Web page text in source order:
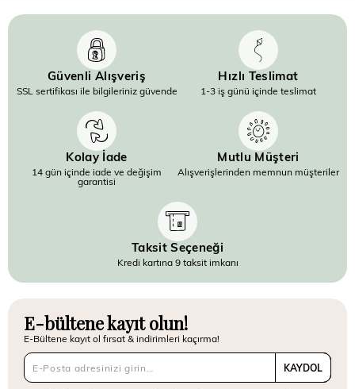
Güvenli Alışveriş
SSL sertifikası ile bilgileriniz güvende
Hızlı Teslimat
1-3 iş günü içinde teslimat
Kolay İade
14 gün içinde iade ve değişim
garantisi
Mutlu Müşteri
Alışverişlerinden memnun müşteriler
Taksit Seçeneği
Kredi kartına 9 taksit imkanı
E-bültene kayıt olun!
E-Bültene kayıt ol fırsat & indirimleri kaçırma!
KAYDOL